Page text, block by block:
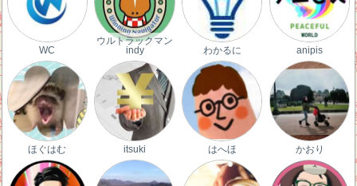
WC
ウルトラックマン
indy
わかるに anipis
ほぐはむ itsuki はへほ かおり